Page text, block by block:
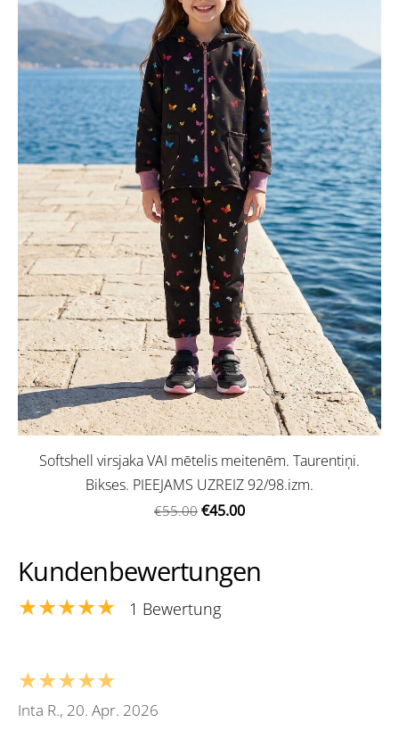
Softshell virsjaka VAI mētelis meitenēm. Taurentiņi.
Bikses. PIEEJAMS UZREIZ 92/98.izm.
€55.00 €45.00
Kundenbewertungen
★★★★★ 1 Bewertung
★★★★★
Inta R., 20. Apr. 2026